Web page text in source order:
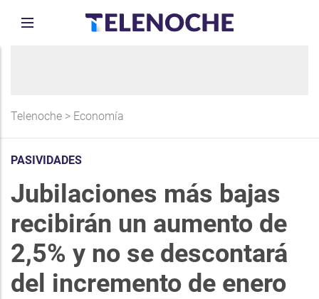
Telenoche > Economía
PASIVIDADES
Jubilaciones más bajas
recibirán un aumento de
2,5% y no se descontará
del incremento de enero